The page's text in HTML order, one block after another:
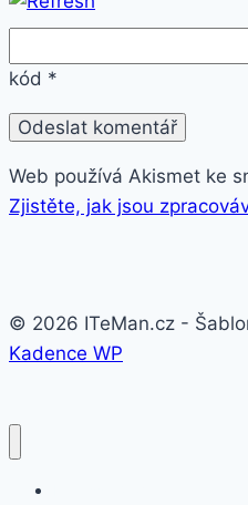
kód *
Web používá Akismet ke
Zjistěte, jak jsou
© 2026 ITeMan.cz -
Kadence WP